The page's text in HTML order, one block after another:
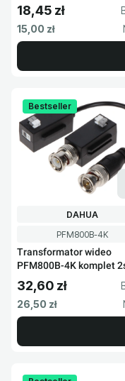
komplet
Cena brutto
18,45 zł
Cena netto
15,00 zł
Bestseller
Kod produktu
PFM800B-4K
Transformator wideo
PFM800B-4K komplet
Dahua
PRODUCENT
DAHUA
Cena brutto
32,60 zł
Cena netto
26,50 zł